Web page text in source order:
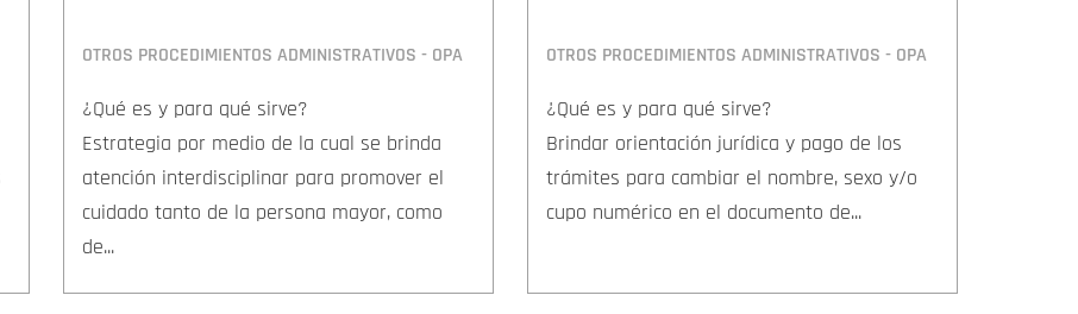
OTROS PROCEDIMIENTOS ADMINISTRATIVOS - OPA
¿Qué es y para qué sirve?
Estrategia por medio de la cual se brinda
atención interdisciplinar para promover el
cuidado tanto de la persona mayor, como
de...
OTROS PROCEDIMIENTOS ADMINISTRATIVOS - OPA
¿Qué es y para qué sirve?
Brindar orientación jurídica y pago de los
trámites para cambiar el nombre, sexo y/o
cupo numérico en el documento de...